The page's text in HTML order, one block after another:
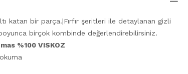
katan bir parça.|Fırfır şeritleri ile detaylanan gizli
birçok kombinde değerlendirebilirsiniz.
%100 VISKOZ